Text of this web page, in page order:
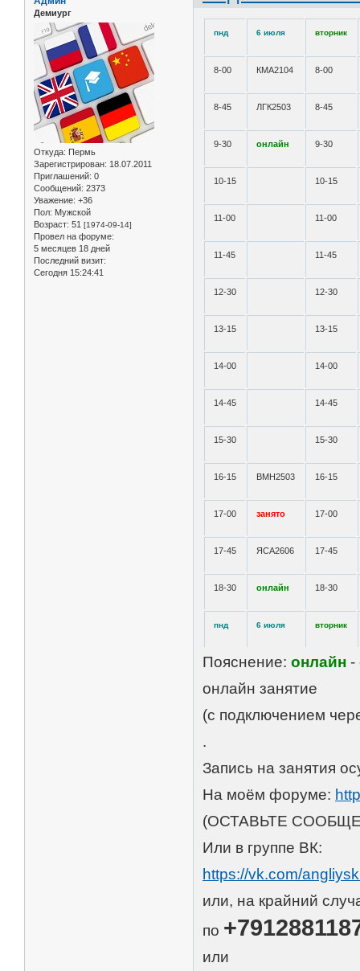
Демиург
Откуда: Пермь
Зарегистрирован: 18.07.2011
Приглашений: 0
Сообщений: 2373
Уважение: +36
Пол: Мужской
Возраст: 51 [1974-09-14]
Провел на форуме:
5 месяцев 18 дней
Последний визит:
Сегодня 15:24:41
пнд 6 июля вторник
8-00 КМА2104 8-00
8-45 ЛГК2503 8-45
9-30 онлайн 9-30
10-15 10-15
11-00 11-00
11-45 11-45
12-30 12-30
13-15 13-15
14-00 14-00
14-45 14-45
15-30 15-30
16-15 ВМН2503 16-15
17-00 занято 17-00
17-45 ЯСА2606 17-45
18-30 онлайн 18-30
пнд 6 июля вторник
Пояснение:онлайн -
онлайн занятие
(с подключением
.
Запись на занятия
На моём форуме:
(ОСТАВЬТЕ
Или в группе ВК:
https://vk.com/
или, на крайний
по
или